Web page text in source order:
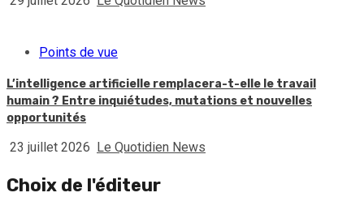
Points de vue
L’intelligence artificielle remplacera-t-elle le travail
humain ? Entre inquiétudes, mutations et nouvelles
opportunités
23 juillet 2026 Le Quotidien News
Choix de l'éditeur